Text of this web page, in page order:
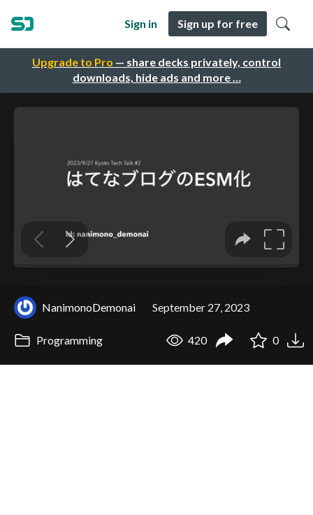
Upgrade to Pro — share decks privately, control
downloads, hide ads and more …
Sign in Sign up for free
NanimonoDemonai September 27, 2023
Programming 420 0